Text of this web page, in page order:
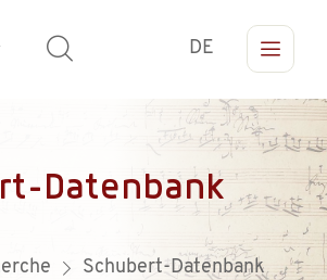
DE
Datenbank
Schubert-Datenbank